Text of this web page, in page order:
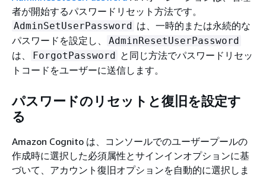
者が開始するパスワードリセット方法です。
AdminSetUserPassword は、一時的または永続的な
パスワードを設定し、
AdminResetUserPassword
は、 ForgotPassword と同じ方法でパスワードリセッ
トコードをユーザーに送信します。
パスワードのリセットと復旧を設定す
る
Amazon Cognito は、コンソールでのユーザープールの
作成時に選択した必須属性とサインインオプションに基
づいて、アカウント復旧オプションを自動的に選択しま